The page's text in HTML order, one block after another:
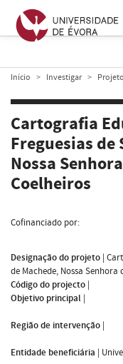
Início Investigar
Cartografia
Freguesias de
Nossa
Coelheiros
Cofinanciado por:
Designação do projeto |
de Machede, Nossa Senhora
Código do projecto |
Objetivo principal |
Região de intervenção |
Entidade beneficiária |